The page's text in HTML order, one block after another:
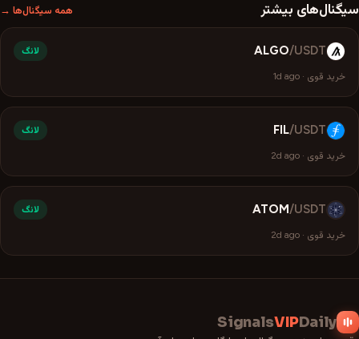
سیگنال‌های بیشتر همه سیگنال‌ها →
A
ALGO/USDT لانگ
خرید قوی ·
1d ago
F
FIL/USDT لانگ
خرید قوی ·
2d ago
A
ATOM/USDT لانگ
خرید قوی ·
2d ago
Daily
VIP
Signals